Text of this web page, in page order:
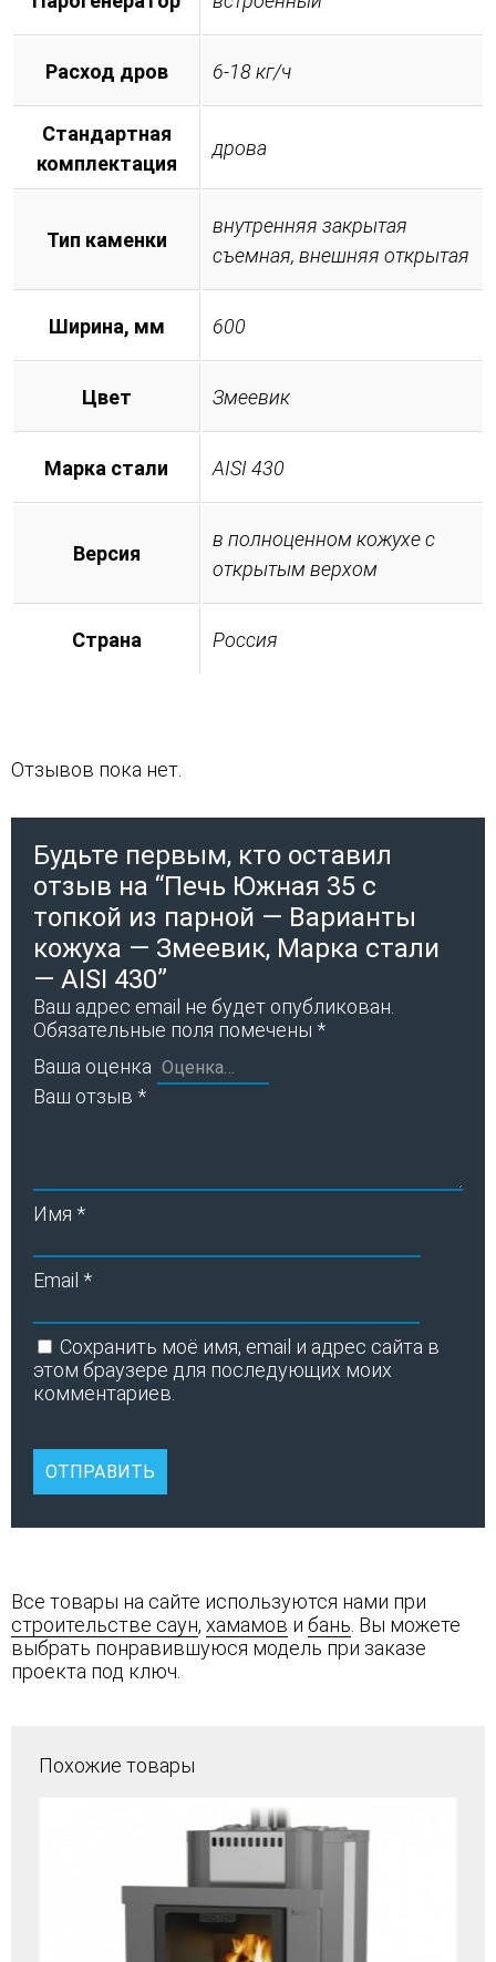
Расход дров 6-18 кг/ч
Стандартная
комплектация
дрова
Тип каменки
внутренняя закрытая
съемная, внешняя открытая
Ширина, мм 600
Цвет Змеевик
Марка стали AISI 430
Версия
в полноценном кожухе с
открытым верхом
Страна Россия
Отзывов пока нет.
Будьте первым, кто оставил
отзыв на “Печь Южная 35 с
топкой из парной — Варианты
кожуха — Змеевик, Марка стали
— AISI 430”
Ваш адрес email не будет опубликован.
Обязательные поля помечены *
Ваша оценка
Ваш отзыв *
Имя *
Email *
Сохранить моё имя, email и адрес сайта в
этом браузере для последующих моих
комментариев.
Все товары на сайте используются нами при
строительстве саун, хамамов и бань . Вы можете
выбрать понравившуюся модель при заказе
проекта под ключ.
Похожие товары